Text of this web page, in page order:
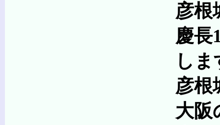
彦根城はリサ
慶長19年(1614)、
します
彦根城の築城は
大阪の陣に出陣し